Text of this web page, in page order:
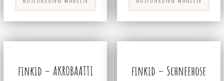
finkid – AKROBAATTI
finkid – Schneehose